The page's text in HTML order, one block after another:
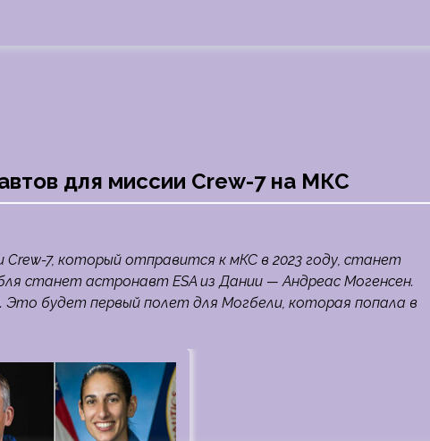
для миссии Crew-7 на МКС
Crew-7, который отправится к мКС в 2023 году, станет
станет астронавт ESA из Дании — Андреас Могенсен.
Это будет первый полет для Могбели, которая попала в